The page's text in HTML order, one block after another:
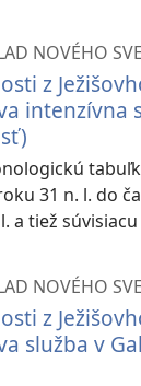
NOVÉHO
z
intenzívna
31 n. l. do
a tiež
NOVÉHO
z
služba v